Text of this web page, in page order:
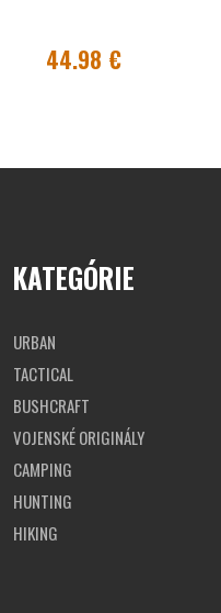
44.98 €
KATEGÓRIE
URBAN
TACTICAL
BUSHCRAFT
VOJENSKÉ ORIGINÁLY
CAMPING
HUNTING
HIKING